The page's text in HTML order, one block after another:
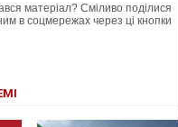
матеріал? Сміливо поділися
в соцмережах через ці кнопки